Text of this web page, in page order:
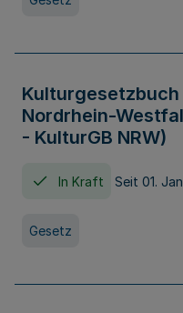
Nordrhein-
- KulturGB NRW)
In Kraft Seit 01.
Gesetz